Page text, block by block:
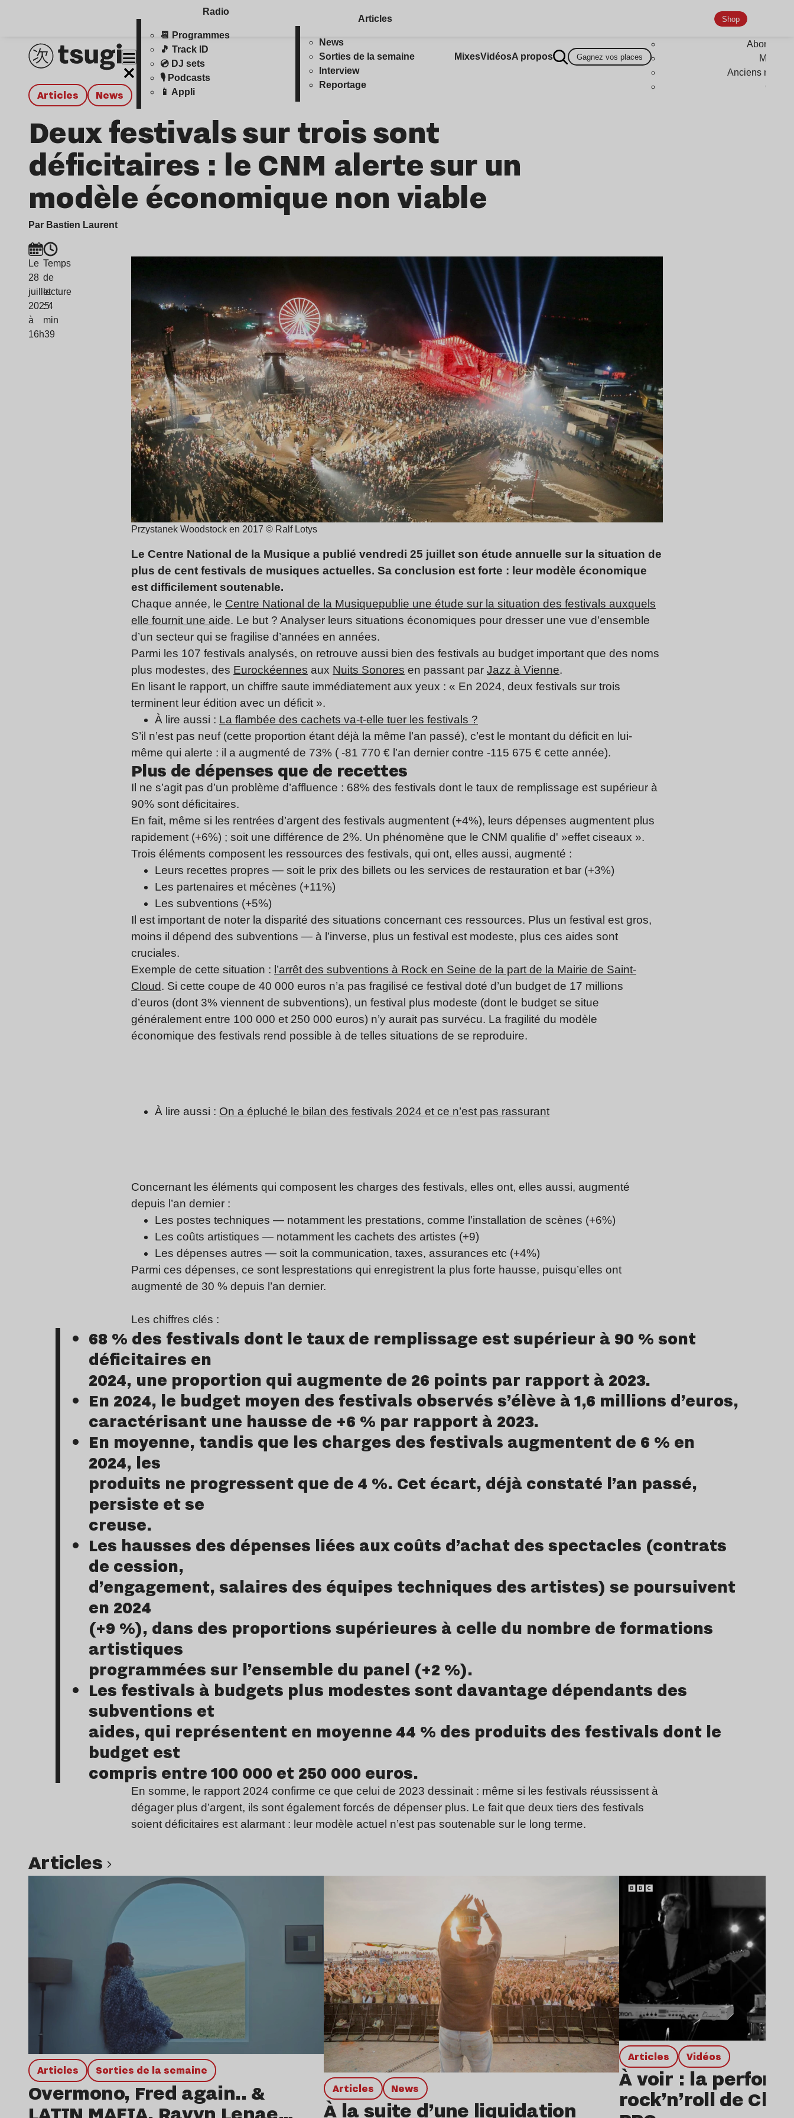
Radio
📆 Programmes
🎵 Track ID
💿 DJ sets
🎙️ Podcasts
📱 Appli
Articles
News
Sorties de la semaine
Interview
Reportage
MixesVidéosA propos Gagnez vos places
Shop
Anciens
Articles news
Deux festivals sur trois sont
déficitaires : le CNM alerte sur un
modèle économique non viable
Par Bastien Laurent
Le
28
juillet
2025
à
16h39
Temps
de
lecture
: 4
min
Przystanek Woodstock en 2017 © Ralf Lotys
Le Centre National de la Musique a publié vendredi 25 juillet son étude annuelle sur la situation de
plus de cent festivals de musiques actuelles. Sa conclusion est forte : leur modèle économique
est difficilement soutenable.
Chaque année, le Centre National de la Musiquepublie une étude sur la situation des festivals auxquels
elle fournit une aide. Le but ? Analyser leurs situations économiques pour dresser une vue d’ensemble
d’un secteur qui se fragilise d’années en années.
Parmi les 107 festivals analysés, on retrouve aussi bien des festivals au budget important que des noms
plus modestes, des Eurockéennes aux Nuits Sonores en passant par Jazz à Vienne.
En lisant le rapport, un chiffre saute immédiatement aux yeux : « En 2024, deux festivals sur trois
terminent leur édition avec un déficit ».
À lire aussi : La flambée des cachets va-t-elle tuer les festivals ?
S’il n’est pas neuf (cette proportion étant déjà la même l’an passé), c’est le montant du déficit en lui-
même qui alerte : il a augmenté de 73% ( -81 770 € l’an dernier contre -115 675 € cette année).
Plus de dépenses que de recettes
Il ne s’agit pas d’un problème d’affluence : 68% des festivals dont le taux de remplissage est supérieur à
90% sont déficitaires.
En fait, même si les rentrées d’argent des festivals augmentent (+4%), leurs dépenses augmentent plus
rapidement (+6%) ; soit une différence de 2%. Un phénomène que le CNM qualifie d' »effet ciseaux ».
Trois éléments composent les ressources des festivals, qui ont, elles aussi, augmenté :
Leurs recettes propres — soit le prix des billets ou les services de restauration et bar (+3%)
Les partenaires et mécènes (+11%)
Les subventions (+5%)
Il est important de noter la disparité des situations concernant ces ressources. Plus un festival est gros,
moins il dépend des subventions — à l’inverse, plus un festival est modeste, plus ces aides sont
cruciales.
Exemple de cette situation : l’arrêt des subventions à Rock en Seine de la part de la Mairie de Saint-
Cloud. Si cette coupe de 40 000 euros n’a pas fragilisé ce festival doté d’un budget de 17 millions
d’euros (dont 3% viennent de subventions), un festival plus modeste (dont le budget se situe
généralement entre 100 000 et 250 000 euros) n’y aurait pas survécu. La fragilité du modèle
économique des festivals rend possible à de telles situations de se reproduire.
À lire aussi : On a épluché le bilan des festivals 2024 et ce n’est pas rassurant
Concernant les éléments qui composent les charges des festivals, elles ont, elles aussi, augmenté
depuis l’an dernier :
Les postes techniques — notamment les prestations, comme l’installation de scènes (+6%)
Les coûts artistiques — notamment les cachets des artistes (+9)
Les dépenses autres — soit la communication, taxes, assurances etc (+4%)
Parmi ces dépenses, ce sont lesprestations qui enregistrent la plus forte hausse, puisqu’elles ont
augmenté de 30 % depuis l’an dernier.
Les chiffres clés :
68 % des festivals dont le taux de remplissage est supérieur à 90 % sont
déficitaires en
2024, une proportion qui augmente de 26 points par rapport à 2023.
En 2024, le budget moyen des festivals observés s’élève à 1,6 millions d’euros,
caractérisant une hausse de +6 % par rapport à 2023.
En moyenne, tandis que les charges des festivals augmentent de 6 % en
2024, les
produits ne progressent que de 4 %. Cet écart, déjà constaté l’an passé,
persiste et se
creuse.
Les hausses des dépenses liées aux coûts d’achat des spectacles (contrats
de cession,
d’engagement, salaires des équipes techniques des artistes) se poursuivent
en 2024
(+9 %), dans des proportions supérieures à celle du nombre de formations
artistiques
programmées sur l’ensemble du panel (+2 %).
Les festivals à budgets plus modestes sont davantage dépendants des
subventions et
aides, qui représentent en moyenne 44 % des produits des festivals dont le
budget est
compris entre 100 000 et 250 000 euros.
En somme, le rapport 2024 confirme ce que celui de 2023 dessinait : même si les festivals réussissent à
dégager plus d’argent, ils sont également forcés de dépenser plus. Le fait que deux tiers des festivals
soient déficitaires est alarmant : leur modèle actuel n’est pas soutenable sur le long terme.
Articles
Articles Sorties de la semaine
Overmono, Fred again.. &
LATIN MAFIA, Ravyn Lenae…
Articles news
À la suite d’une liquidation
Articles Vidéos
À voir : la
rock’n’roll de
Lire l’article